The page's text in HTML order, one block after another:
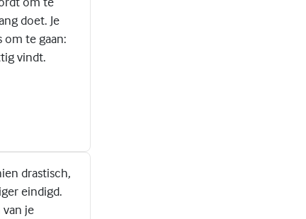
doet. Je
te gaan:
vindt.
drastisch,
eindigd.
je